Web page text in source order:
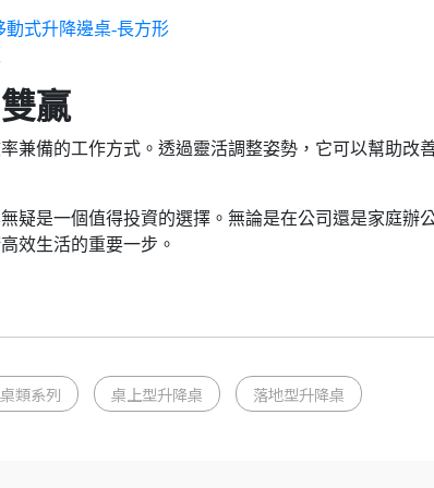
動式升降邊桌-長方形
贏
兼備的工作方式。透過靈活調整姿勢，它可以幫助改
疑是一個值得投資的選擇。無論是在公司還是家庭辦
效生活的重要一步。
桌類系列 桌上型升降桌 落地型升降桌